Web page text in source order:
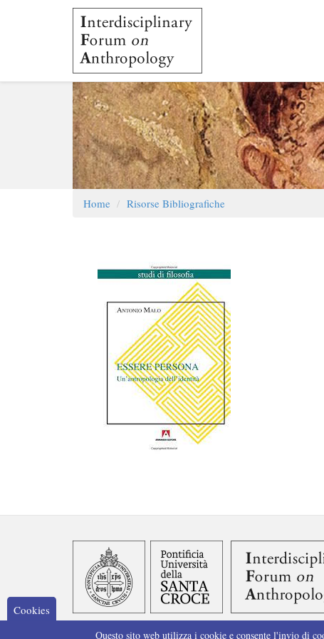
Home Risorse Bibliografiche
Cookies
Questo sito web utilizza i cookie e consente l'invio di